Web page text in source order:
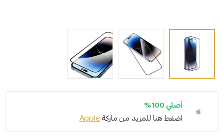
أصلي 100%
اضغط هنا للمزيد من ماركةApple